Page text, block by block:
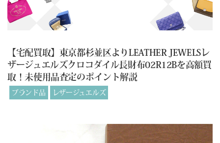
【宅配買取】東京都杉並区よりLEATHER JEWELSレ
ザージュエルズクロコダイル長財布02R12Bを高額買
取！未使用品査定のポイント解説
ブランド品 レザージュエルズ